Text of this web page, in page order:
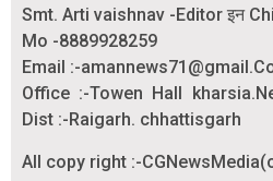
Smt. Arti vaishnav -Editor इन
Mo -8889928259
Email :-
Office :-Towen Hall
Dist :-Raigarh. chhattisgarh
All copy right :-